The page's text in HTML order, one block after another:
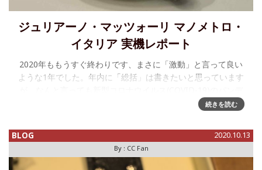
ジュリアーノ・マッツォーリ マノメトロ・
イタリア 実機レポート
2020年ももうすぐ終わりです、まさに「激動」と言って良い
ような1年でした。年内に「総括」は書きたいと思っています
ミックは良くも悪くも様々な慣習すら一気に大きく変化させ
続きを読む
BLOG 2020.10.13
By : CC Fan